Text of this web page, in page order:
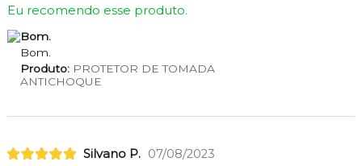
Eu recomendo esse produto.
Bom.
Bom.
Produto:PROTETOR DE TOMADA
ANTICHOQUE
Silvano P. 07/08/2023